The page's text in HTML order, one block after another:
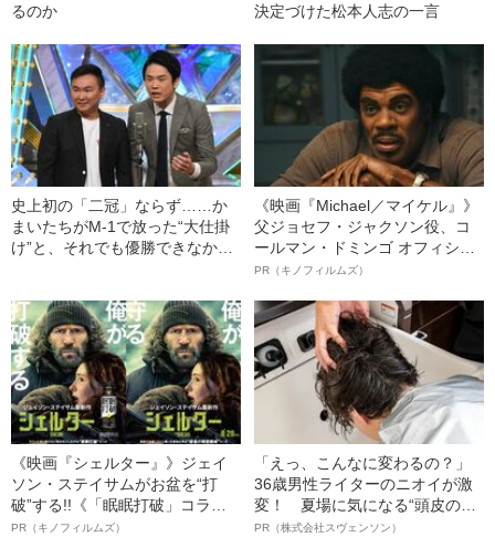
るのか
決定づけた松本人志の一言
史上初の「二冠」ならず……か
まいたちがM-1で放った“大仕掛
け”と、それでも優勝できなかっ
《映画『Michael／マイケル』》
父ジョセフ・ジャクソン役、コ
ールマン・ドミンゴ オフィシャ
ルインタビュー“観客を魅了した
語る”《日本興収70億円突破》
PR（キノフィルムズ）
《映画『シェルター』》ジェイ
ソン・ステイサムがお盆を“打
破”する!!《「眠眠打破」コラ
ボ》
PR（キノフィルムズ）
「えっ、こんなに変わるの？」
36歳男性ライターのニオイが激
変！ 夏場に気になる“頭皮のニ
オイ”や“ベタつき”を解消す
PR（株式会社スヴェンソン）